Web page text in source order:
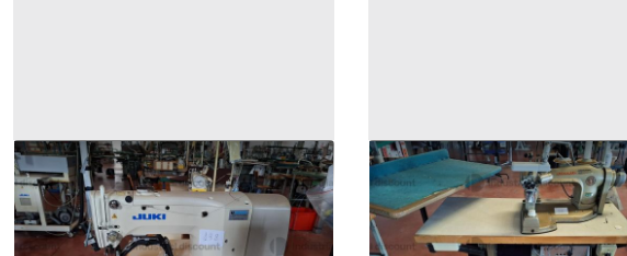
138#9770 Macchina da cucire
Matelica (Macerata)
3.072 €
404#9770 Macchine da cucire
attacca maniche
Matelica (Macerata)
4.045 €